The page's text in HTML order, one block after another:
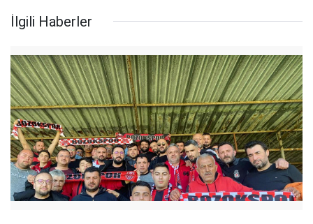
İlgili Haberler